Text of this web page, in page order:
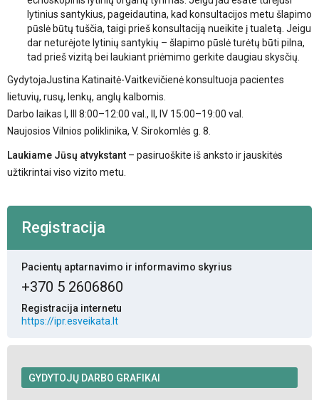
lytinius santykius, pageidautina, kad konsultacijos metu šlapimo
pūslė būtų tuščia, taigi prieš konsultaciją nueikite į tualetą. Jeigu
dar neturėjote lytinių santykių – šlapimo pūslė turėtų būti pilna,
tad prieš vizitą bei laukiant priėmimo gerkite daugiau skysčių.
GydytojaJustina Katinaitė-Vaitkevičienė konsultuoja pacientes
lietuvių, rusų, lenkų, anglų kalbomis.
Darbo laikas I, III 8:00–12:00 val., II, IV 15:00–19:00 val.
Naujosios Vilnios poliklinika, V. Sirokomlės g. 8.
Laukiame Jūsų atvykstant – pasiruoškite iš anksto ir jauskitės
užtikrintai viso vizito metu.
Registracija
Pacientų aptarnavimo ir informavimo skyrius
+370 5 2606860
Registracija internetu
https://ipr.esveikata.lt
GYDYTOJŲ DARBO GRAFIKAI